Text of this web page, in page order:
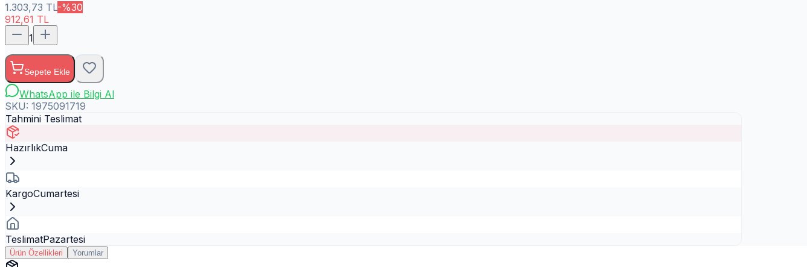
1.303,73 TL-%30
912,61 TL
1
Sepete Ekle
WhatsApp ile Bilgi Al
SKU: 1975091719
Tahmini Teslimat
HazırlıkCuma
KargoCumartesi
TeslimatPazartesi
Ürün Özellikleri Yorumlar